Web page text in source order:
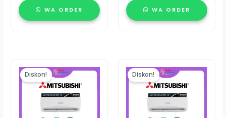
WA ORDER WA ORDER
Diskon!
aslinya
adalah:
Rp6.700.000.
saat
ini
adalah:
Rp6.580.000.
Diskon!
aslinya
adalah:
Rp8.569.000.
saat
ini
adalah:
Rp8.380.000.